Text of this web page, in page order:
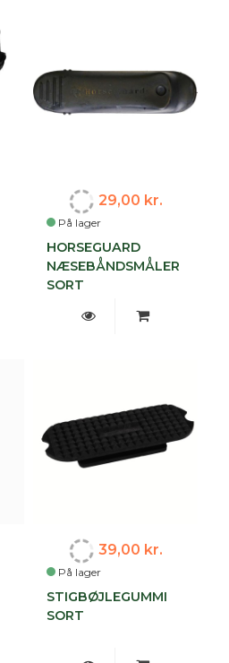
På lager
29,00 kr.
HORSEGUARD
NÆSEBÅNDSMÅLER
SORT
På lager
39,00 kr.
STIGBØJLEGUMMI
SORT